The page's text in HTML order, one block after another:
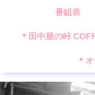
番組表
＊田中屋の峠
＊